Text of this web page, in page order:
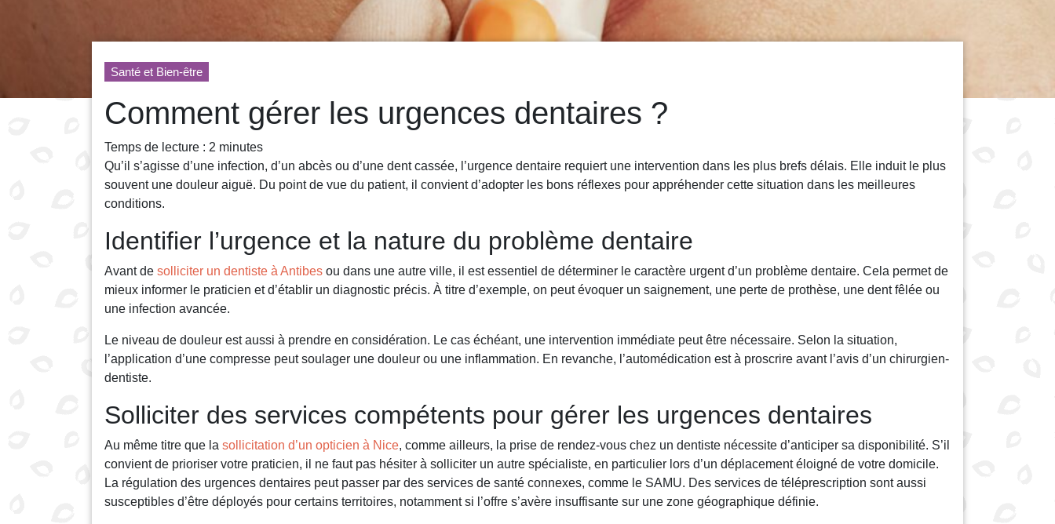
Santé et Bien-être
Comment gérer les urgences dentaires ?
Temps de lecture : 2 minutes
Qu’il s’agisse d’une infection, d’un abcès ou d’une dent cassée, l’urgence dentaire requiert une intervention dans les plus brefs délais. Elle induit le plus
souvent une douleur aiguë. Du point de vue du patient, il convient d’adopter les bons réflexes pour appréhender cette situation dans les meilleures
conditions.
Identifier l’urgence et la nature du problème dentaire
Avant de solliciter un dentiste à Antibes ou dans une autre ville, il est essentiel de déterminer le caractère urgent d’un problème dentaire. Cela permet de
mieux informer le praticien et d’établir un diagnostic précis. À titre d’exemple, on peut évoquer un saignement, une perte de prothèse, une dent fêlée ou
une infection avancée.
Le niveau de douleur est aussi à prendre en considération. Le cas échéant, une intervention immédiate peut être nécessaire. Selon la situation,
l’application d’une compresse peut soulager une douleur ou une inflammation. En revanche, l’automédication est à proscrire avant l’avis d’un chirurgien-
dentiste.
Solliciter des services compétents pour gérer les urgences dentaires
Au même titre que la sollicitation d’un opticien à Nice, comme ailleurs, la prise de rendez-vous chez un dentiste nécessite d’anticiper sa disponibilité. S’il
convient de prioriser votre praticien, il ne faut pas hésiter à solliciter un autre spécialiste, en particulier lors d’un déplacement éloigné de votre domicile.
La régulation des urgences dentaires peut passer par des services de santé connexes, comme le SAMU. Des services de téléprescription sont aussi
susceptibles d’être déployés pour certains territoires, notamment si l’offre s’avère insuffisante sur une zone géographique définie.